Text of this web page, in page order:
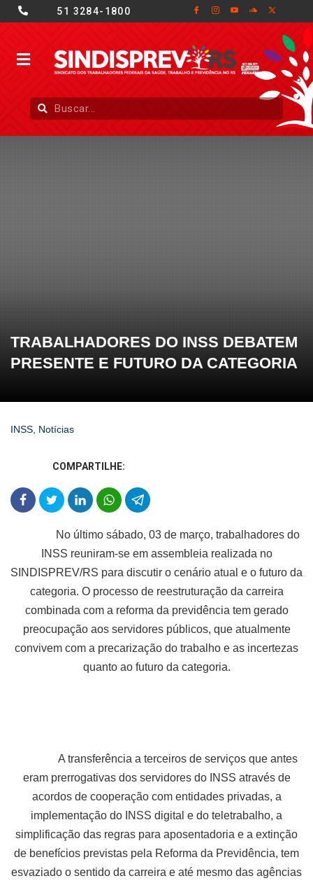
51 3284-1800
TRABALHADORES DO INSS DEBATEM
PRESENTE E FUTURO DA CATEGORIA
INSS, Notícias
COMPARTILHE:
No último sábado, 03 de março, trabalhadores do
INSS reuniram-se em assembleia realizada no
SINDISPREV/RS para discutir o cenário atual e o futuro da
categoria. O processo de reestruturação da carreira
combinada com a reforma da previdência tem gerado
preocupação aos servidores públicos, que atualmente
convivem com a precarização do trabalho e as incertezas
quanto ao futuro da categoria.
A transferência a terceiros de serviços que antes
eram prerrogativas dos servidores do INSS através de
acordos de cooperação com entidades privadas, a
implementação do INSS digital e do teletrabalho, a
simplificação das regras para aposentadoria e a extinção
de benefícios previstas pela Reforma da Previdência, tem
esvaziado o sentido da carreira e até mesmo das agências